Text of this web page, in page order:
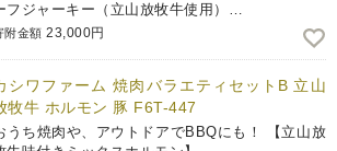
フジャーキー（立山放牧牛使用）…
附金額 23,000円
シワファーム 焼肉バラエティセットB 立山
牧牛 ホルモン 豚 F6T-447
うち焼肉や、アウトドアでBBQにも！ 【立山放